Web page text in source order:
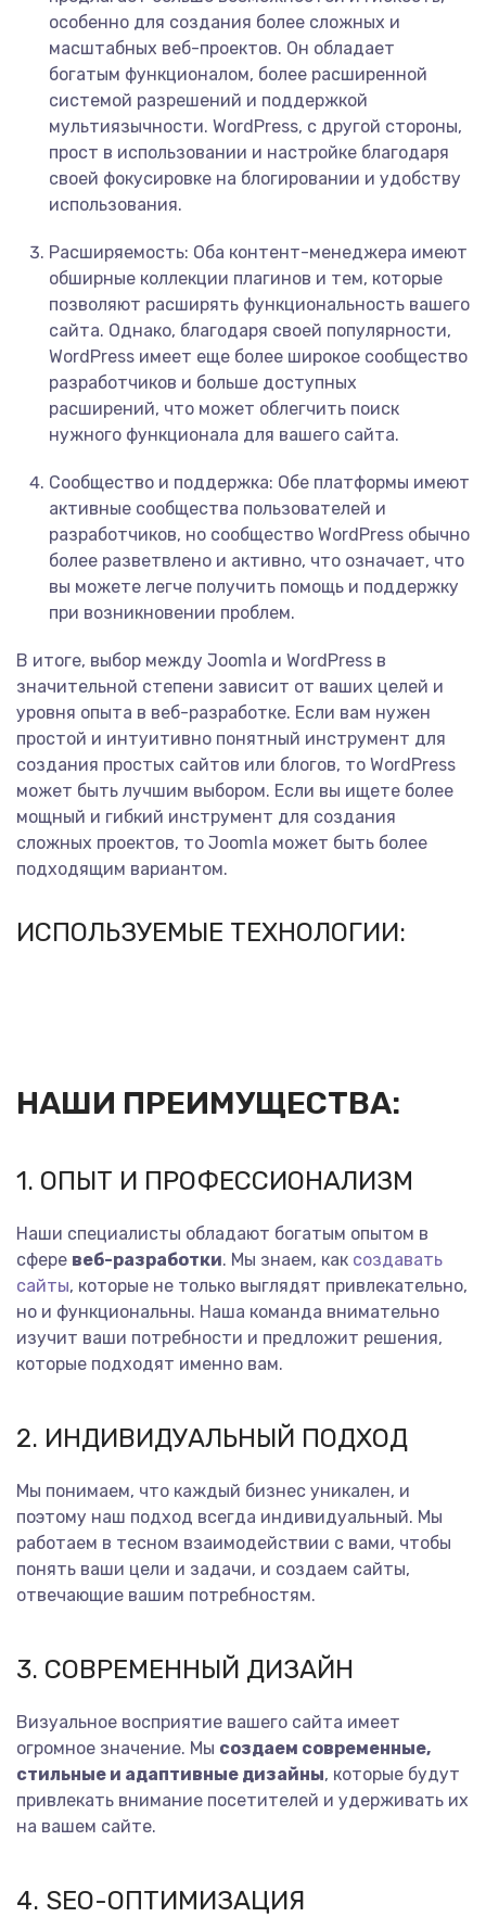
особенно для создания более сложных и
масштабных веб-проектов. Он обладает
богатым функционалом, более расширенной
системой разрешений и поддержкой
мультиязычности. WordPress, с другой стороны,
прост в использовании и настройке благодаря
своей фокусировке на блогировании и удобству
использования.
Расширяемость: Оба контент-менеджера имеют
обширные коллекции плагинов и тем, которые
позволяют расширять функциональность вашего
сайта. Однако, благодаря своей популярности,
WordPress имеет еще более широкое сообщество
разработчиков и больше доступных
расширений, что может облегчить поиск
нужного функционала для вашего сайта.
Сообщество и поддержка: Обе платформы имеют
активные сообщества пользователей и
разработчиков, но сообщество WordPress обычно
более разветвлено и активно, что означает, что
вы можете легче получить помощь и поддержку
при возникновении проблем.
В итоге, выбор между Joomla и WordPress в
значительной степени зависит от ваших целей и
уровня опыта в веб-разработке. Если вам нужен
простой и интуитивно понятный инструмент для
создания простых сайтов или блогов, то WordPress
может быть лучшим выбором. Если вы ищете более
мощный и гибкий инструмент для создания
сложных проектов, то Joomla может быть более
подходящим вариантом.
ИСПОЛЬЗУЕМЫЕ ТЕХНОЛОГИИ:
НАШИ ПРЕИМУЩЕСТВА:
1. ОПЫТ И ПРОФЕССИОНАЛИЗМ
Наши специалисты обладают богатым опытом в
сфере веб-разработки. Мы знаем, как создавать
сайты, которые не только выглядят привлекательно,
но и функциональны. Наша команда внимательно
изучит ваши потребности и предложит решения,
которые подходят именно вам.
2. ИНДИВИДУАЛЬНЫЙ ПОДХОД
Мы понимаем, что каждый бизнес уникален, и
поэтому наш подход всегда индивидуальный. Мы
работаем в тесном взаимодействии с вами, чтобы
понять ваши цели и задачи, и создаем сайты,
отвечающие вашим потребностям.
3. СОВРЕМЕННЫЙ ДИЗАЙН
Визуальное восприятие вашего сайта имеет
огромное значение. Мы создаем современные,
стильные и адаптивные дизайны, которые будут
привлекать внимание посетителей и удерживать их
на вашем сайте.
4. SEO-ОПТИМИЗАЦИЯ